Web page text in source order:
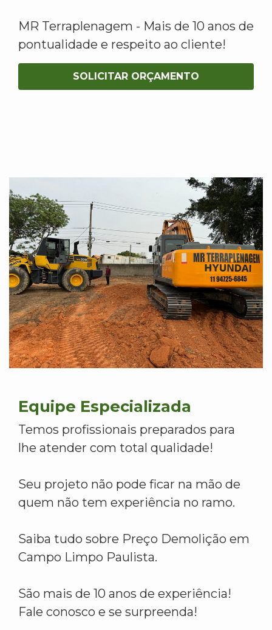
MR Terraplenagem - Mais de 10 anos de
pontualidade e respeito ao cliente!
SOLICITAR ORÇAMENTO
Equipe Especializada
Temos profissionais preparados para
lhe atender com total qualidade!
Seu projeto não pode ficar na mão de
quem não tem experiência no ramo.
Saiba tudo sobre Preço Demolição em
Campo Limpo Paulista.
São mais de 10 anos de experiência!
Fale conosco e se surpreenda!